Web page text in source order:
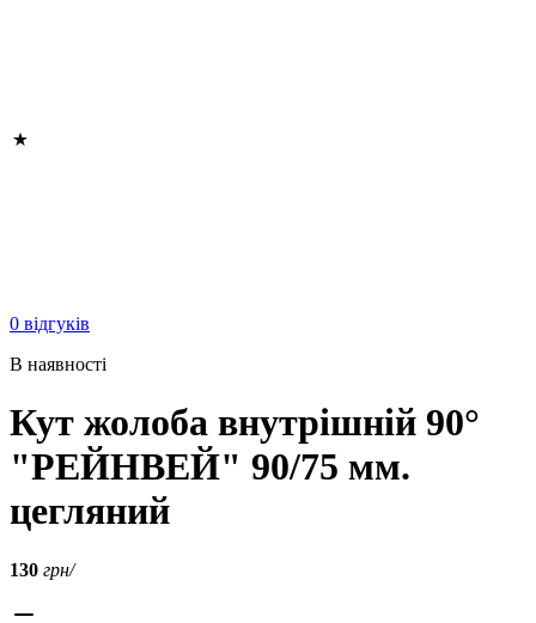
0 відгуків
В наявності
Кут жолоба внутрішній 90°
"РЕЙНВЕЙ" 90/75 мм.
цегляний
130 грн/